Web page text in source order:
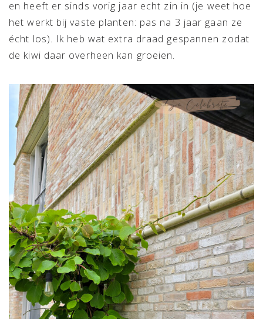
en heeft er sinds vorig jaar echt zin in (je weet hoe
het werkt bij vaste planten: pas na 3 jaar gaan ze
écht los). Ik heb wat extra draad gespannen zodat
de kiwi daar overheen kan groeien.